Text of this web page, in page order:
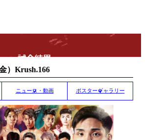
한국어
中文（简体）
中文（繁體）
RESULT
試合結果
）Krush.166
ニュース・動画 ポスターギャラリー